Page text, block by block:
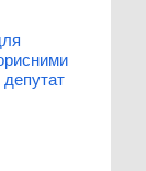
депутат